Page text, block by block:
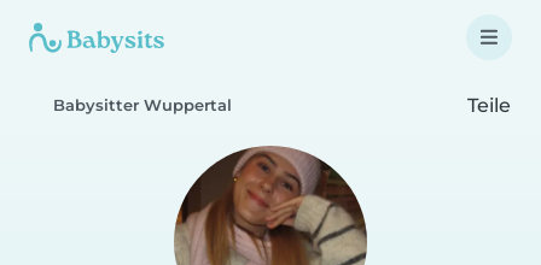
Babysitter Wuppertal Teile